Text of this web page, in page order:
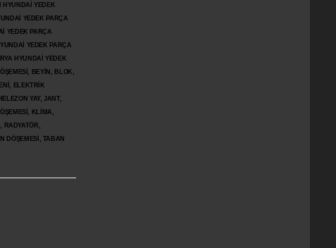
HYUNDAİ YEDEK
YEDEK PARÇA
YEDEK PARÇA
YEDEK PARÇA
HYUNDAİ YEDEK
BEYİN, BLOK,
ELEKTRİK
YAY, JANT,
KLİMA,
RADYATÖR,
DÖŞEMESİ, TABAN